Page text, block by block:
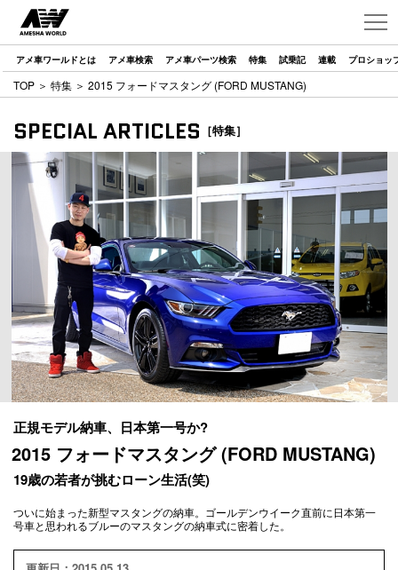
アメ車ワールドとは アメ車検索 アメ車パーツ検索 特集 試乗記 連載 プロショッ
TOP ＞ 特集 ＞ 2015 フォードマスタング (FORD MUSTANG)
SPECIAL ARTICLES ［特集］
正規モデル納車、日本第一号か?
2015 フォードマスタング (FORD MUSTANG)
19歳の若者が挑むローン生活(笑)
ついに始まった新型マスタングの納車。ゴールデンウイーク直前に日本第一
号車と思われるブルーのマスタングの納車式に密着した。